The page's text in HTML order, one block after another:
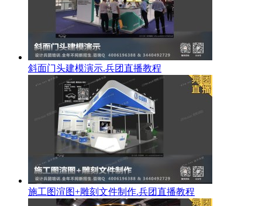
斜面门头建模演示.兵团直播教程
施工图渲图+雕刻文件制作.兵团直播教程